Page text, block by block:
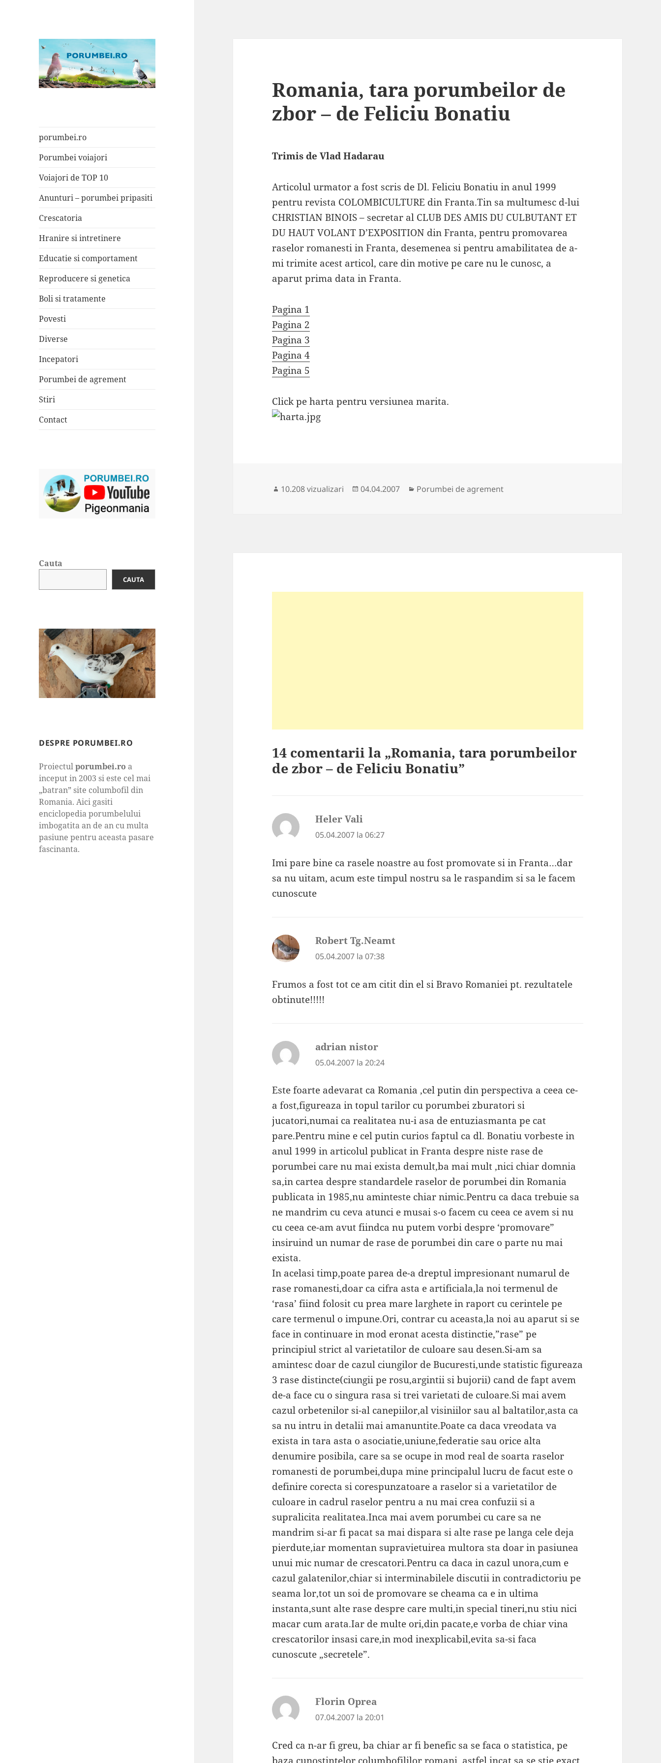
porumbei.ro
Porumbei voiajori
Voiajori de TOP 10
Anunturi – porumbei pripasiti
Crescatoria
Hranire si intretinere
Educatie si comportament
Reproducere si genetica
Boli si tratamente
Povesti
Diverse
Incepatori
Porumbei de agrement
Stiri
Contact
Cauta
CAUTA
DESPRE PORUMBEI.RO
Proiectulporumbei.ro a
inceput in 2003 si este cel mai
„batran” site columbofil din
Romania. Aici gasiti
enciclopedia porumbelului
imbogatita an de an cu multa
pasiune pentru aceasta pasare
fascinanta.
Romania, tara porumbeilor de
zbor – de Feliciu Bonatiu
Trimis de Vlad Hadarau
Articolul urmator a fost scris de Dl. Feliciu Bonatiu in anul 1999
pentru revista COLOMBICULTURE din Franta.Tin sa multumesc d-lui
CHRISTIAN BINOIS – secretar al CLUB DES AMIS DU CULBUTANT ET
DU HAUT VOLANT D’EXPOSITION din Franta, pentru promovarea
raselor romanesti in Franta, desemenea si pentru amabilitatea de a-
mi trimite acest articol, care din motive pe care nu le cunosc, a
aparut prima data in Franta.
Pagina 1
Pagina 2
Pagina 3
Pagina 4
Pagina 5
Click pe harta pentru versiunea marita.
10.208 vizualizari
Publicat
04.04.2007 Categorii
Porumbei de agrement
14 comentarii la „Romania, tara porumbeilor
de zbor – de Feliciu Bonatiu”
Heler Vali
05.04.2007 la 06:27
Imi pare bine ca rasele noastre au fost promovate si in Franta…dar
sa nu uitam, acum este timpul nostru sa le raspandim si sa le facem
cunoscute
Robert Tg.Neamt
05.04.2007 la 07:38
Frumos a fost tot ce am citit din el si Bravo Romaniei pt. rezultatele
obtinute!!!!!
adrian nistor
05.04.2007 la 20:24
Este foarte adevarat ca Romania ,cel putin din perspectiva a ceea ce-
a fost,figureaza in topul tarilor cu porumbei zburatori si
jucatori,numai ca realitatea nu-i asa de entuziasmanta pe cat
pare.Pentru mine e cel putin curios faptul ca dl. Bonatiu vorbeste in
anul 1999 in articolul publicat in Franta despre niste rase de
porumbei care nu mai exista demult,ba mai mult ,nici chiar domnia
sa,in cartea despre standardele raselor de porumbei din Romania
publicata in 1985,nu aminteste chiar nimic.Pentru ca daca trebuie sa
ne mandrim cu ceva atunci e musai s-o facem cu ceea ce avem si nu
cu ceea ce-am avut fiindca nu putem vorbi despre ‘promovare”
insiruind un numar de rase de porumbei din care o parte nu mai
exista.
In acelasi timp,poate parea de-a dreptul impresionant numarul de
rase romanesti,doar ca cifra asta e artificiala,la noi termenul de
‘rasa’ fiind folosit cu prea mare larghete in raport cu cerintele pe
care termenul o impune.Ori, contrar cu aceasta,la noi au aparut si se
face in continuare in mod eronat acesta distinctie,”rase” pe
principiul strict al varietatilor de culoare sau desen.Si-am sa
amintesc doar de cazul ciungilor de Bucuresti,unde statistic figureaza
3 rase distincte(ciungii pe rosu,argintii si bujorii) cand de fapt avem
de-a face cu o singura rasa si trei varietati de culoare.Si mai avem
cazul orbetenilor si-al canepiilor,al visiniilor sau al baltatilor,asta ca
sa nu intru in detalii mai amanuntite.Poate ca daca vreodata va
exista in tara asta o asociatie,uniune,federatie sau orice alta
denumire posibila, care sa se ocupe in mod real de soarta raselor
romanesti de porumbei,dupa mine principalul lucru de facut este o
definire corecta si corespunzatoare a raselor si a varietatilor de
culoare in cadrul raselor pentru a nu mai crea confuzii si a
supralicita realitatea.Inca mai avem porumbei cu care sa ne
mandrim si-ar fi pacat sa mai dispara si alte rase pe langa cele deja
pierdute,iar momentan supravietuirea multora sta doar in pasiunea
unui mic numar de crescatori.Pentru ca daca in cazul unora,cum e
cazul galatenilor,chiar si interminabilele discutii in contradictoriu pe
seama lor,tot un soi de promovare se cheama ca e in ultima
instanta,sunt alte rase despre care multi,in special tineri,nu stiu nici
macar cum arata.Iar de multe ori,din pacate,e vorba de chiar vina
crescatorilor insasi care,in mod inexplicabil,evita sa-si faca
cunoscute „secretele”.
Florin Oprea
07.04.2007 la 20:01
Cred ca n-ar fi greu, ba chiar ar fi benefic sa se faca o statistica, pe
baza cunostintelor columbofililor romani, astfel incat sa se stie exact